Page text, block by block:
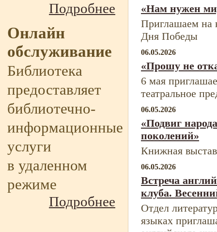
Подробнее
Онлайн
обслуживание
Библиотека
предоставляет
библиотечно-
информационные
услуги
в удаленном
режиме
Подробнее
«Нам нужен
Приглашаем на
Дня Победы
06.05.2026
«Прошу не
6 мая
театральное
06.05.2026
«Подвиг
поколений»
Книжная
06.05.2026
Встреча
клуба.
Отдел
языках